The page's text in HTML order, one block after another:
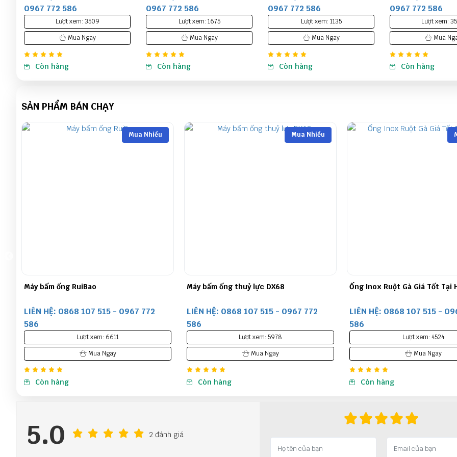
0967 772 586
Lượt xem: 1675
Mua Ngay
Còn hàng
0967 772 586
Lượt xem: 1135
Mua Ngay
Còn hàng
0967 772 586
Lượt xem: 3593
Mua Ngay
Còn hàng
0967 772 586
Lượt xem:
Mua
Còn hàng
SẢN PHẨM BÁN CHẠY
Mua Nhiều
Máy bấm ống thuỷ lực DX68
LIÊN HỆ: 0868 107 515 - 0967 772
586
Lượt xem: 5978
Mua Ngay
Còn hàng
Mua Nhiều
Ống Inox Ruột Gà Giá Tốt Tại Hà Nội
LIÊN HỆ: 0868 107 515 - 0967 772
586
Lượt xem: 4524
Mua Ngay
Còn hàng
MÁY BẤM ỐNG THỦY LỰC
LIÊN HỆ: 0868 107 515 -
586
Lượt xem: 7576
Mua Ngay
Còn hàng
5.0 2 đánh giá